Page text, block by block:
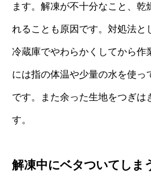
ます。解凍が不十分なこと、乾
れることも原因です。対処法と
冷蔵庫でやわらかくしてから作
には指の体温や少量の水を使っ
です。また余った生地をつぎは
す。
解凍中にベタついてしま